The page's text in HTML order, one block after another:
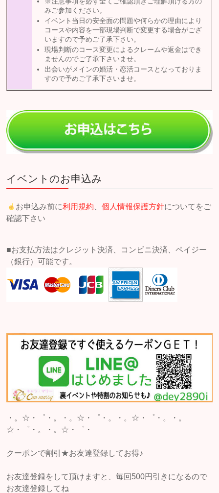
みご参加ください。
イベント当日の安全面の問題や何らかの理由により
コースや内容を一部現場判断で変更する場合がござ
いますので予めご了承下さい。
現場判断のコース変更によるクレームや返金はでき
ませんのでご了承下さいませ。
出会いがメインの婚活・恋活コースとなっておりま
すので予めご了承下さいませ。
イベントのお申込み
お申込み前に利用規約 個人情報保護方針についてをご
確認下さい
■お支払方法はクレジット決済、コンビニ決済、ペイジー
（銀行）可能です。
・。☆・゜・。・。☆・゜・。・。☆・゜・。・。
☆・゜・。・。☆・゜・
クーポンで割引★お友達登録してお得♪
お友達登録をして頂けますと、毎回500円引きになるので
お友達登録してね